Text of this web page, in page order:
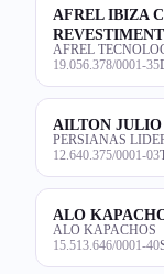
AFREL IBIZA
AFREL
19.056.378/0001-35
AILTON JULIO
PERSIANAS
12.640.375/0001-03
ALO
ALO KAPACHOS
15.513.646/0001-40